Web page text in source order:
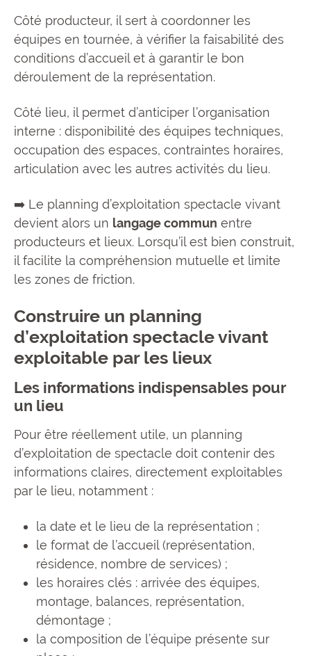
Côté producteur, il sert à coordonner les
équipes en tournée, à vérifier la faisabilité des
conditions d’accueil et à garantir le bon
déroulement de la représentation.
Côté lieu, il permet d’anticiper l’organisation
interne : disponibilité des équipes techniques,
occupation des espaces, contraintes horaires,
articulation avec les autres activités du lieu.
➡️ Le planning d’exploitation spectacle vivant
devient alors un langage commun entre
producteurs et lieux. Lorsqu’il est bien construit,
il facilite la compréhension mutuelle et limite
les zones de friction.
Construire un planning
d’exploitation spectacle vivant
exploitable par les lieux
Les informations indispensables pour
un lieu
Pour être réellement utile, un planning
d’exploitation de spectacle doit contenir des
informations claires, directement exploitables
par le lieu, notamment :
la date et le lieu de la représentation ;
le format de l’accueil (représentation,
résidence, nombre de services) ;
les horaires clés : arrivée des équipes,
montage, balances, représentation,
démontage ;
la composition de l’équipe présente sur